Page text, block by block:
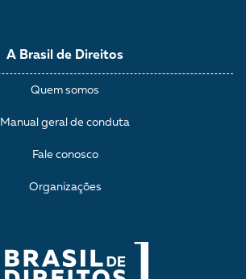
A Brasil de Direitos
Quem somos
Manual geral de conduta
Fale conosco
Organizações